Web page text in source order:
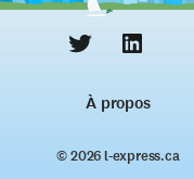
À propos
© 2026 l‑express.ca